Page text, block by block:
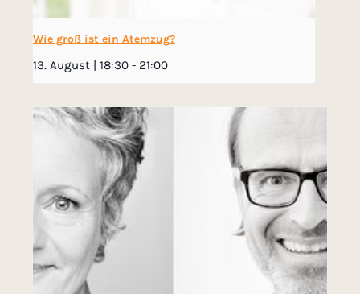
Wie groß ist ein Atemzug?
13. August | 18:30 - 21:00